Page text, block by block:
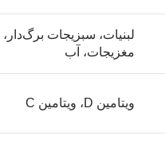
لبنیات، سبزیجات برگ‌دار،
مغزیجات، آب
ویتامین D، ویتامین C